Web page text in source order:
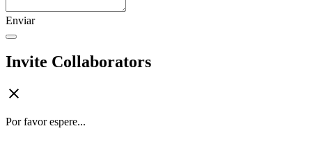
Enviar
Invite Collaborators
Por favor espere...